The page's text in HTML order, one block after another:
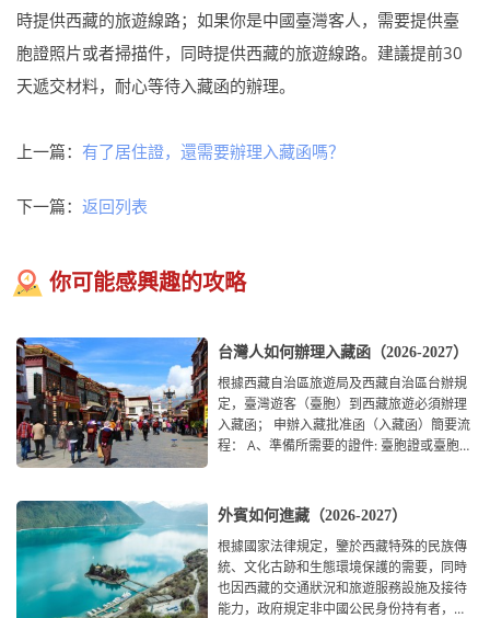
時提供西藏的旅遊線路；如果你是中國臺灣客人，需要提供臺
胞證照片或者掃描件，同時提供西藏的旅遊線路。建議提前30
天遞交材料，耐心等待入藏函的辦理。
上一篇： 有了居住證，還需要辦理入藏函嗎？
下一篇： 返回列表
你可能感興趣的攻略
台灣人如何辦理入藏函（2026-2027）
根據西藏自治區旅遊局及西藏自治區台辦規
定，臺灣遊客（臺胞）到西藏旅遊必須辦理
入藏函； 申辦入藏批准函（入藏函）簡要流
程： A、準備所需要的證件: 臺胞證或臺胞卡
外賓如何進藏（2026-2027）
根據國家法律規定，鑒於西藏特殊的民族傳
統、文化古跡和生態環境保護的需要，同時
也因西藏的交通狀況和旅遊服務設施及接待
能力，政府規定非中國公民身份持有者，即